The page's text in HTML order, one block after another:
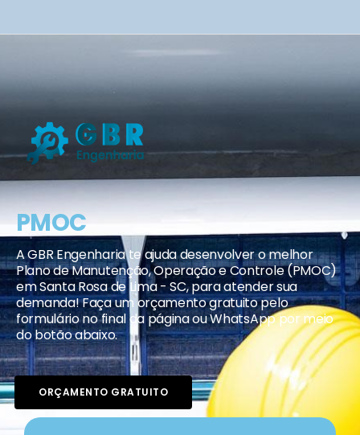
PMOC
A GBR Engenharia te ajuda desenvolver o melhor
Plano de Manutenção, Operação e Controle (PMOC)
em Santa Rosa de Lima - SC, para atender sua
demanda! Faça um orçamento gratuito pelo
formulário no final da página ou WhatsApp por meio
do botão abaixo.
ORÇAMENTO GRATUITO